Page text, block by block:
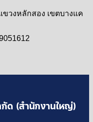
วงหลักสอง เขตบางแค
ด (สำนักงานใหญ่)